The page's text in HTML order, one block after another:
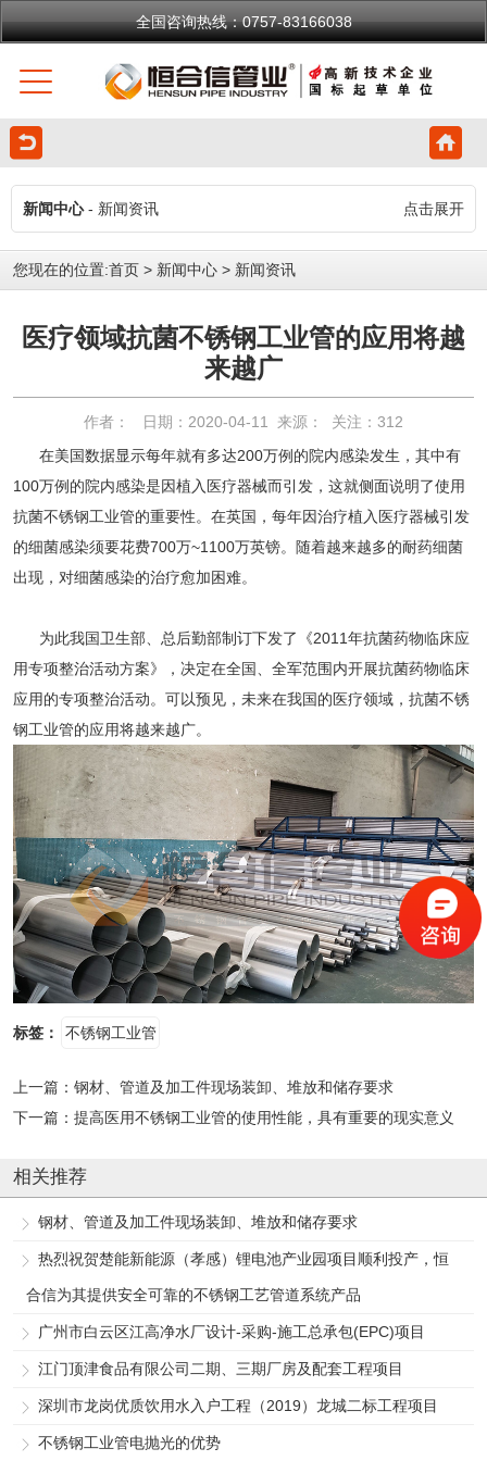
全国咨询热线：0757-83166038
新闻中心- 新闻资讯 点击展开
您现在的位置:首页 > 新闻中心 > 新闻资讯
医疗领域抗菌不锈钢工业管的应用将越
来越广
作者： 日期：2020-04-11 来源： 关注： 312
在美国数据显示每年就有多达200万例的院内感染发生，其中有
100万例的院内感染是因植入医疗器械而引发，这就侧面说明了使用
抗菌不锈钢工业管的重要性。在英国，每年因治疗植入医疗器械引发
的细菌感染须要花费700万~1100万英镑。随着越来越多的耐药细菌
出现，对细菌感染的治疗愈加困难。
为此我国卫生部、总后勤部制订下发了《2011年抗菌药物临床应
用专项整治活动方案》，决定在全国、全军范围内开展抗菌药物临床
应用的专项整治活动。可以预见，未来在我国的医疗领域，抗菌不锈
钢工业管的应用将越来越广。
标签： 不锈钢工业管
上一篇： 钢材、管道及加工件现场装卸、堆放和储存要求
下一篇： 提高医用不锈钢工业管的使用性能，具有重要的现实意义
相关推荐
钢材、管道及加工件现场装卸、堆放和储存要求
热烈祝贺楚能新能源（孝感）锂电池产业园项目顺利投产，恒
合信为其提供安全可靠的不锈钢工艺管道系统产品
广州市白云区江高净水厂设计-采购-施工总承包(EPC)项目
江门顶津食品有限公司二期、三期厂房及配套工程项目
深圳市龙岗优质饮用水入户工程（2019）龙城二标工程项目
不锈钢工业管电抛光的优势